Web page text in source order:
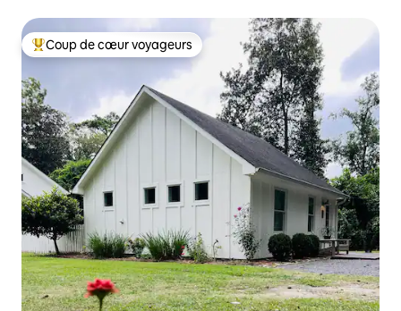
Coups de cœur voyageurs les plus appréciés
Coup de cœur voyageurs